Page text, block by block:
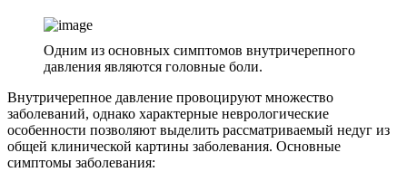
Одним из основных симптомов внутричерепного
давления являются головные боли.
Внутричерепное давление провоцируют множество
заболеваний, однако характерные неврологические
особенности позволяют выделить рассматриваемый недуг из
общей клинической картины заболевания. Основные
симптомы заболевания: